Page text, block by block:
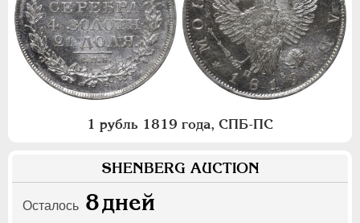
1 рубль 1819 года, СПБ-ПС
SHENBERG AUCTION
Осталось 8дней